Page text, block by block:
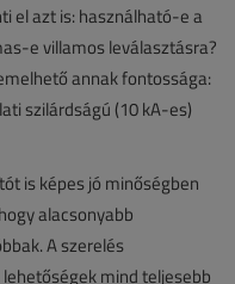
el azt is: használható-e a
e villamos leválasztásra?
annak fontossága:
szilárdságú (10 kA-es)
is képes jó minőségben
alacsonyabb
A szerelés
mind teljesebb